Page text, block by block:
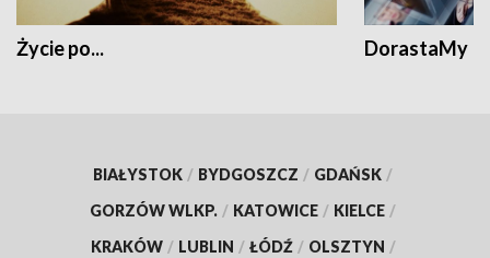
Życie po... DorastaMy
BIAŁYSTOK / BYDGOSZCZ / GDAŃSK /
GORZÓW WLKP. / KATOWICE / KIELCE /
KRAKÓW / LUBLIN / ŁÓDŹ / OLSZTYN /